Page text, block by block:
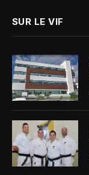
SUR LE VIF